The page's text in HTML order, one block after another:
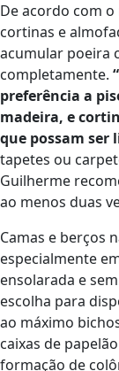
De acordo com
cortinas e
acumular poeira
completamente.
preferência a
madeira, e
que possam ser
tapetes ou
Guilherme
ao menos duas
Camas e berços
especialmente
ensolarada e
escolha para
ao máximo
caixas de
formação de